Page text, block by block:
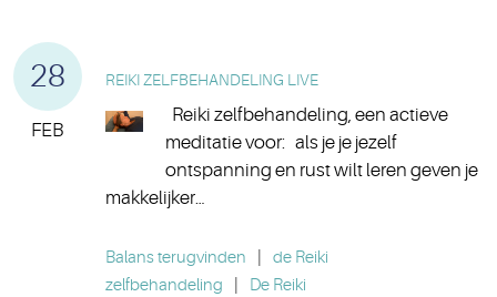
28
FEB
REIKI ZELFBEHANDELING LIVE
Reiki zelfbehandeling, een actieve
meditatie voor: als je je jezelf
ontspanning en rust wilt leren geven je
makkelijker…
Balans terugvinden
de Reiki
zelfbehandeling
De Reiki